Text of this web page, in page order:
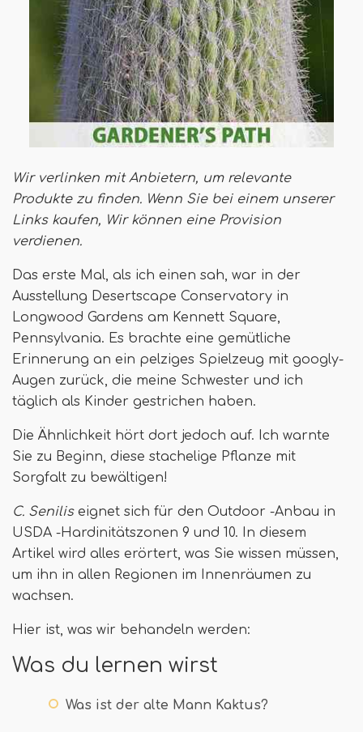
Wir verlinken mit Anbietern, um relevante
Produkte zu finden. Wenn Sie bei einem unserer
Links kaufen, Wir können eine Provision
verdienen.
Das erste Mal, als ich einen sah, war in der
Ausstellung Desertscape Conservatory in
Longwood Gardens am Kennett Square,
Pennsylvania. Es brachte eine gemütliche
Erinnerung an ein pelziges Spielzeug mit googly-
Augen zurück, die meine Schwester und ich
täglich als Kinder gestrichen haben.
Die Ähnlichkeit hört dort jedoch auf. Ich warnte
Sie zu Beginn, diese stachelige Pflanze mit
Sorgfalt zu bewältigen!
C. Seniliseignet sich für den Outdoor -Anbau in
USDA -Hardinitätszonen 9 und 10. In diesem
Artikel wird alles erörtert, was Sie wissen müssen,
um ihn in allen Regionen im Innenräumen zu
wachsen.
Hier ist, was wir behandeln werden:
Was du lernen wirst
Was ist der alte Mann Kaktus?